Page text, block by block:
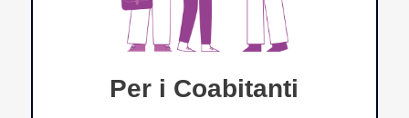
Per i Coabitanti